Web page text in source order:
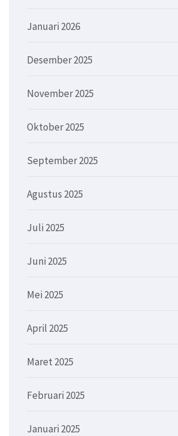
Januari 2026
Desember 2025
November 2025
Oktober 2025
September 2025
Agustus 2025
Juli 2025
Juni 2025
Mei 2025
April 2025
Maret 2025
Februari 2025
Januari 2025